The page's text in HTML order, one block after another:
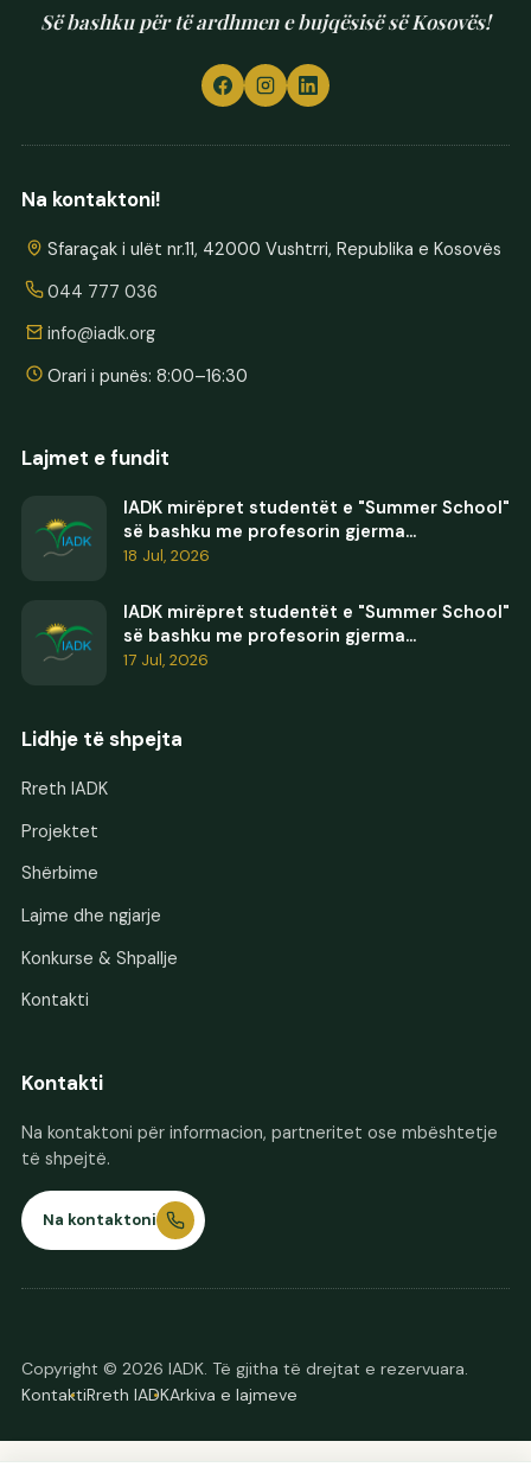
Së bashku për të ardhmen e bujqësisë së Kosovës!
Na kontaktoni!
Sfaraçak i ulët nr.11, 42000 Vushtrri, Republika e Kosovës
044 777 036
info@iadk.org
Orari i punës: 8:00–16:30
Lajmet e fundit
IADK mirëpret studentët e "Summer School"
së bashku me profesorin gjerma...
18 Jul, 2026
IADK mirëpret studentët e "Summer School"
së bashku me profesorin gjerma...
17 Jul, 2026
Lidhje të shpejta
Rreth IADK
Projektet
Shërbime
Lajme dhe ngjarje
Konkurse & Shpallje
Kontakti
Kontakti
Na kontaktoni për informacion, partneritet ose mbështetje
të shpejtë.
Na kontaktoni
Copyright © 2026 IADK. Të gjitha të drejtat e rezervuara.
KontaktiRreth IADKArkiva e lajmeve